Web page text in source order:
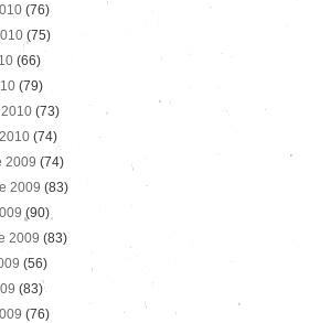
(76)
(75)
(66)
(79)
(73)
(74)
2009 (74)
2009 (83)
(90)
2009 (83)
(56)
(83)
(76)